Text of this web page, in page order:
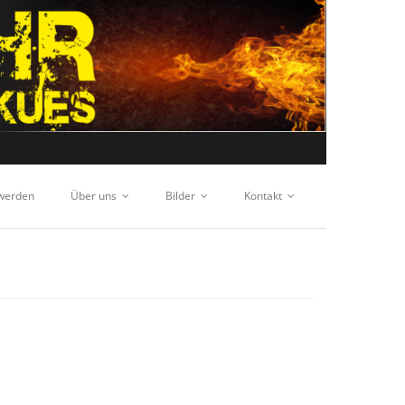
Über uns Bilder Kontakt